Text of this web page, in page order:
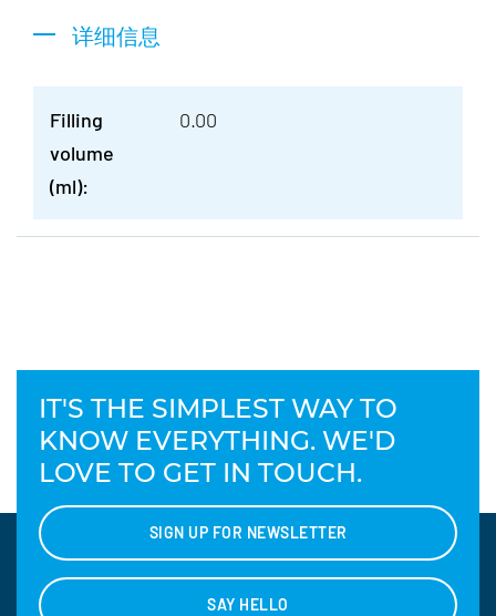
详细信息
Filling
volume
(ml):
0.00
IT'S THE SIMPLEST WAY TO
KNOW EVERYTHING. WE'D
LOVE TO GET IN TOUCH.
SIGN UP FOR NEWSLETTER
SAY HELLO